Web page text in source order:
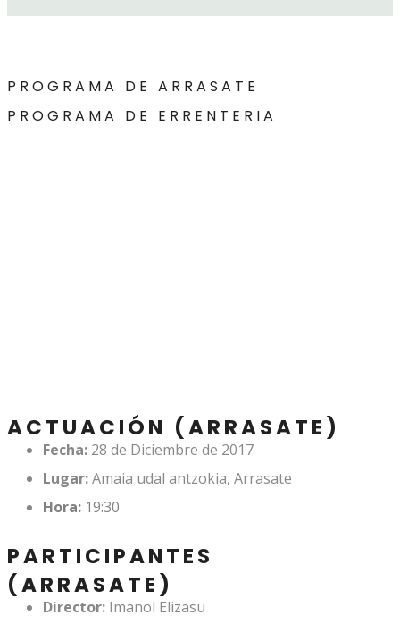
PROGRAMA DE ARRASATE
PROGRAMA DE ERRENTERIA
ACTUACIÓN (ARRASATE)
Fecha: 28 de Diciembre de 2017
Lugar:Amaia udal antzokia, Arrasate
Hora: 19:30
PARTICIPANTES
(ARRASATE)
Director: Imanol Elizasu